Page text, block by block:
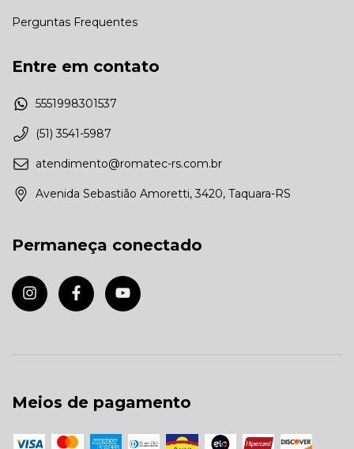
Perguntas Frequentes
Entre em contato
5551998301537
(51) 3541-5987
atendimento@romatec-rs.com.br
Avenida Sebastião Amoretti, 3420, Taquara-RS
Permaneça conectado
Meios de pagamento